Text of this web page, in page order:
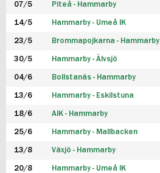
07/5 Piteå - Hammarby
14/5 Hammarby - Umeå IK
23/5 Brommapojkarna - Hammarby
30/5 Hammarby - Älvsjö
04/6 Bollstanäs - Hammarby
13/6 Hammarby - Eskilstuna
18/6 AIK - Hammarby
25/6 Hammarby - Mallbacken
13/8 Växjö - Hammarby
20/8 Hammarby - Umeå IK